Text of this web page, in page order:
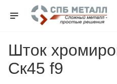
Шток
Ск45 f9